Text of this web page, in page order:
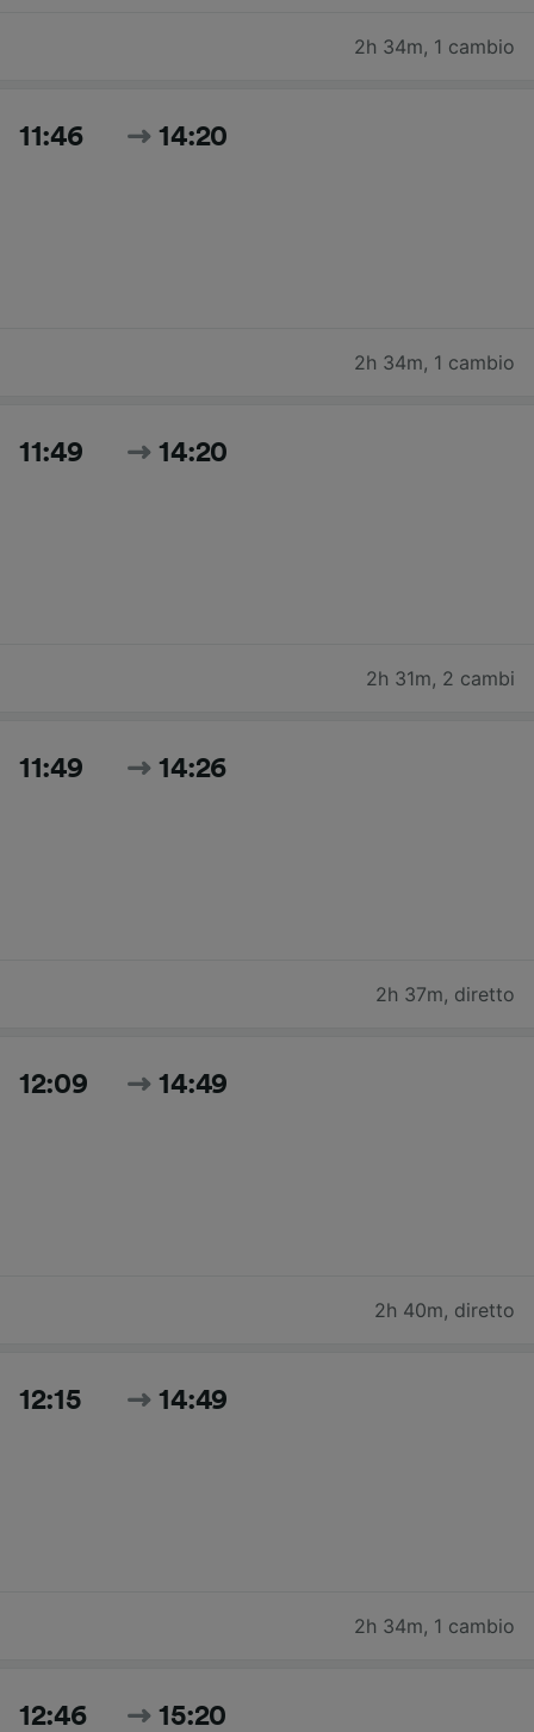
2h 34m, 1 cambio
11:46 14:20
2h 34m, 1 cambio
11:49 14:20
2h 31m, 2 cambi
11:49 14:26
2h 37m, diretto
12:09 14:49
2h 40m, diretto
12:15 14:49
2h 34m, 1 cambio
12:46 15:20